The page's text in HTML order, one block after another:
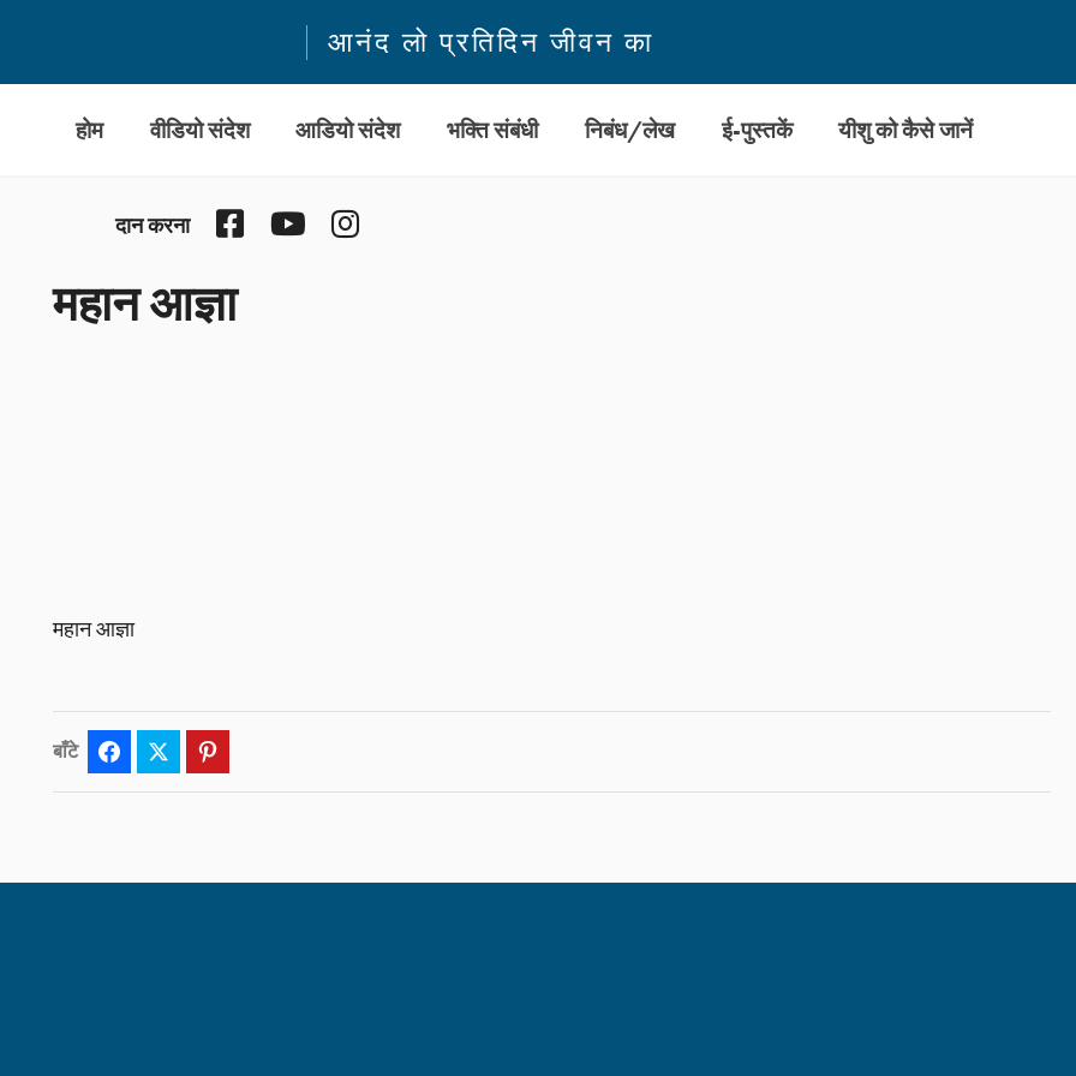
आनंद लो प्रतिदिन जीवन का
होम वीडियो संदेश आडियो संदेश भक्ति संबंधी निबंध/लेख ई-पुस्तकें यीशु को कैसे जानें
दान करना FacebookYouTubeInstagram
महान आज्ञा
महान आज्ञा
बाँटे Facebook Twitter